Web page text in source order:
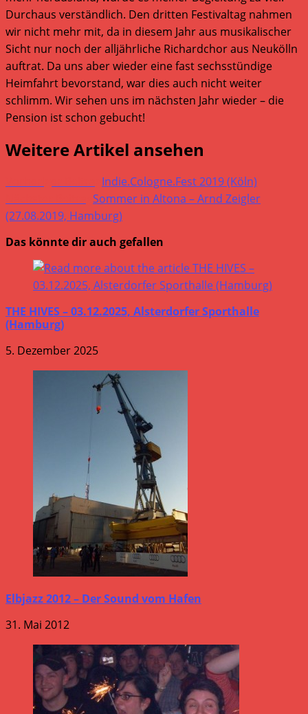
Durchaus verständlich. Den dritten Festivaltag nahmen
wir nicht mehr mit, da in diesem Jahr aus musikalischer
Sicht nur noch der alljährliche Richardchor aus Neukölln
auftrat. Da uns aber wieder eine fast sechsstündige
Heimfahrt bevorstand, war dies auch nicht weiter
schlimm. Wir sehen uns im nächsten Jahr wieder – die
Pension ist schon gebucht!
Weitere Artikel ansehen
Indie.Cologne.Fest 2019 (Köln)
Sommer in Altona – Arnd Zeigler
(27.08.2019, Hamburg)
Das könnte dir auch gefallen
THE HIVES – 03.12.2025, Alsterdorfer Sporthalle
(Hamburg)
5. Dezember 2025
Elbjazz 2012 – Der Sound vom Hafen
31. Mai 2012